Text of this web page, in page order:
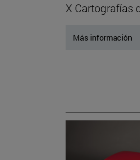
X Cartografías
Más información